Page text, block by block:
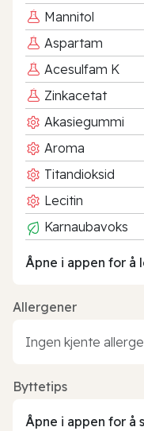
Mannitol
Aspartam
Acesulfam K
Zinkacetat
Akasiegummi
Aroma
Titandioksid
Lecitin
Karnaubavoks
Åpne i appen for å
Allergener
Ingen kjente
Byttetips
Åpne i appen for å